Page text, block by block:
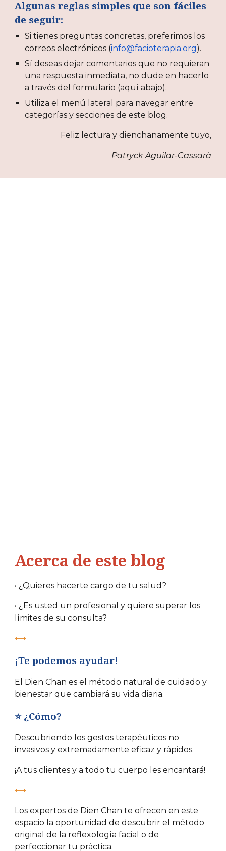
Algunas reglas simples que son fáciles
de seguir:
Si tienes preguntas concretas, preferimos los
correos electrónicos (info@facioterapia.org).
Sí deseas dejar comentarios que no requieran
una respuesta inmediata, no dude en hacerlo
a través del formulario (aquí abajo).
Utiliza el menú lateral para navegar entre
categorías y secciones de este blog.
Feliz lectura y dienchanamente tuyo,
Patryck Aguilar-Cassarà
Acerca de este blog
• ¿Quieres hacerte cargo de tu salud?
• ¿Es usted un profesional y quiere superar los
límites de su consulta?
⟷
¡Te podemos ayudar!
El Dien Chan es el método natural de cuidado y
bienestar que cambiará su vida diaria.
⭐️ ¿Cómo?
Descubriendo los gestos terapéuticos no
invasivos y extremadamente eficaz y rápidos.
¡A tus clientes y a todo tu cuerpo les encantará!
⟷
Los expertos de Dien Chan te ofrecen en este
espacio la oportunidad de descubrir el método
original de la reflexología facial o de
perfeccionar tu práctica.